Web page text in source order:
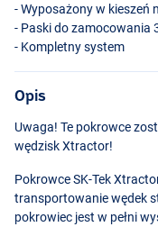
- Wyposażony w kieszeń
- Paski do zamocowania
- Kompletny system
Opis
Uwaga! Te pokrowce
wędzisk Xtractor!
Pokrowce SK-Tek
transportowanie wędek
pokrowiec jest w pełni